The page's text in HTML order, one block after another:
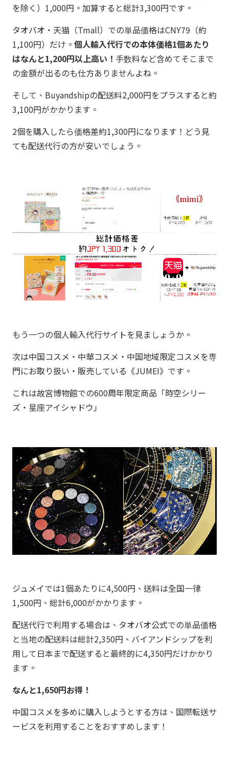
を除く）1,000円。加算すると総計3,300円です。
タオバオ・天猫（Tmall）での単品価格はCNY79（約
1,100円）だけ。 個人輸入代行での本体価格1個あたり
はなんと1,200円以上高い！ 手数料など含めてそこまで
の金額が出るのも仕方ありませんよね。
そして、Buyandshipの配送料2,000円をプラスすると約
3,100円がかかります。
2個を購入したら価格差約1,300円になります！どう見
ても配送代行の方が安いでしょう。
もう一つの個人輸入代行サイトを見ましょうか。
次は中国コスメ・中華コスメ・中国地域限定コスメを専
門にお取り扱い・販売している《JUMEI》です。
これは故宮博物館での600周年限定商品「時空シリー
ズ・星座アイシャドウ」
ジュメイでは1個あたりに4,500円、送料は全国一律
1,500円、総計6,000がかかります。
配送代行で利用する場合は、タオバオ公式での単品価格
と当地の配送料は総計2,350円、バイアンドシップを利
用して日本まで配送すると最終的に4,350円だけかかり
ます。
なんと1,650円お得！
中国コスメを多めに購入しようとする方は、国際転送サ
ービスを利用することをおすすめします！